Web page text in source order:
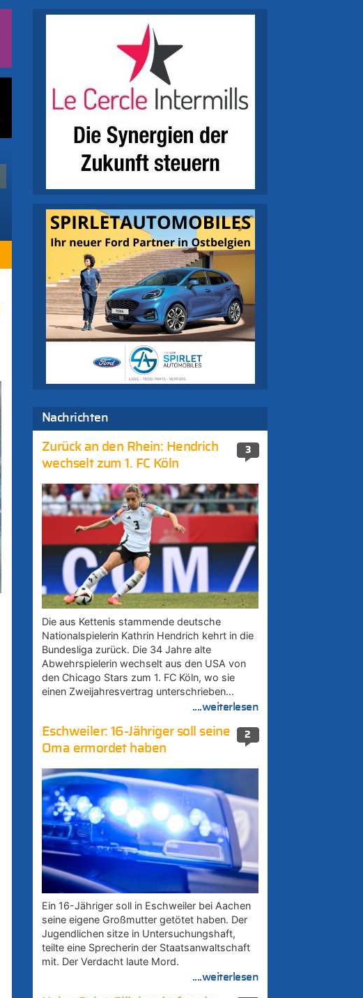
Nachrichten
3
Zurück an den Rhein: Hendrich
wechselt zum 1. FC Köln
Die aus Kettenis stammende deutsche
Nationalspielerin Kathrin Hendrich kehrt in die
Bundesliga zurück. Die 34 Jahre alte
Abwehrspielerin wechselt aus den USA von
den Chicago Stars zum 1. FC Köln, wo sie
einen Zweijahresvertrag unterschrieben…
....weiterlesen
2
Eschweiler: 16-Jähriger soll seine
Oma ermordet haben
Ein 16-Jähriger soll in Eschweiler bei Aachen
seine eigene Großmutter getötet haben. Der
Jugendlichen sitze in Untersuchungshaft,
teilte eine Sprecherin der Staatsanwaltschaft
mit. Der Verdacht laute Mord.
....weiterlesen